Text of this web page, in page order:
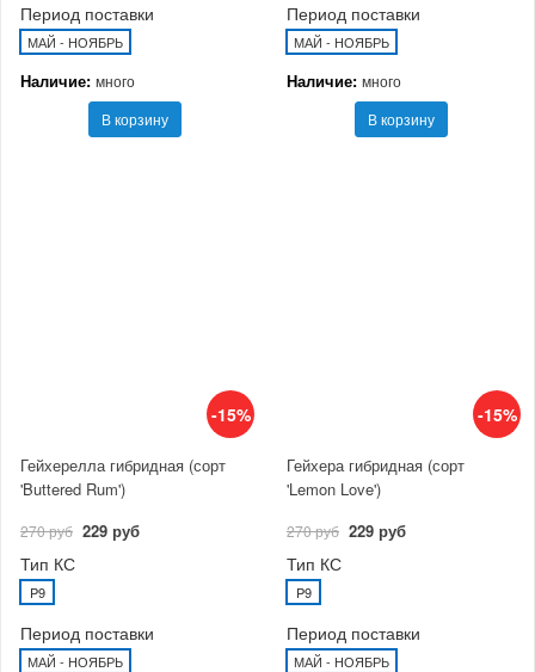
Период поставки
МАЙ - НОЯБРЬ
Наличие: много
В корзину
Период поставки
МАЙ - НОЯБРЬ
Наличие: много
В корзину
-15%
Гейхерелла гибридная (сорт
'Buttered Rum')
270 руб 229 руб
Тип КС
P9
Период поставки
МАЙ - НОЯБРЬ
-15%
Гейхера гибридная (сорт
'Lemon Love')
270 руб 229 руб
Тип КС
P9
Период поставки
МАЙ - НОЯБРЬ